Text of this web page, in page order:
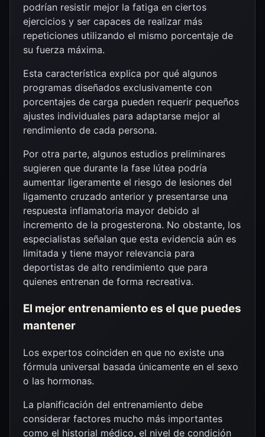
podrían resistir mejor la fatiga en ciertos
ejercicios y ser capaces de realizar más
repeticiones utilizando el mismo porcentaje de
su fuerza máxima.
Esta característica explica por qué algunos
programas diseñados exclusivamente con
porcentajes de carga pueden requerir pequeños
ajustes individuales para adaptarse mejor al
rendimiento de cada persona.
Por otra parte, algunos estudios preliminares
sugieren que durante la fase lútea podría
aumentar ligeramente el riesgo de lesiones del
ligamento cruzado anterior y presentarse una
respuesta inflamatoria mayor debido al
incremento de la progesterona. No obstante, los
especialistas señalan que esta evidencia aún es
limitada y tiene mayor relevancia para
deportistas de alto rendimiento que para
quienes entrenan de forma recreativa.
El mejor entrenamiento es el que puedes
mantener
Los expertos coinciden en que no existe una
fórmula universal basada únicamente en el sexo
o las hormonas.
La planificación del entrenamiento debe
considerar factores mucho más importantes
como el historial médico, el nivel de condición